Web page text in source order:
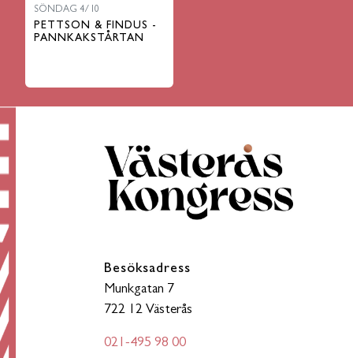
SÖNDAG 4/10
PETTSON & FINDUS -
PANNKAKSTÅRTAN
Besöksadress
Munkgatan 7
722 12 Västerås
021-495 98 00